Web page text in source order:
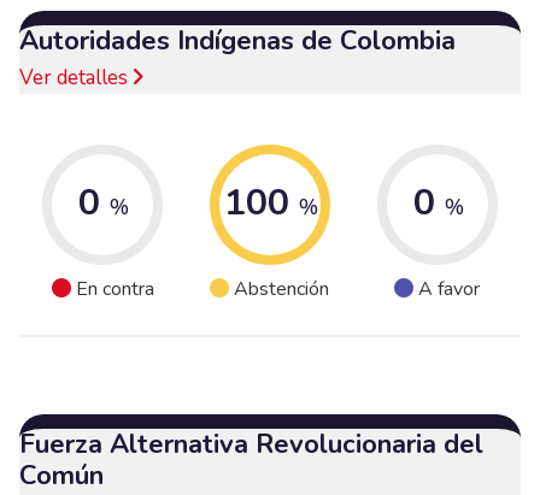
Autoridades Indígenas de Colombia
Ver detalles
0 %
En contra
100 %
Abstención
0 %
A favor
Fuerza Alternativa Revolucionaria del
Común